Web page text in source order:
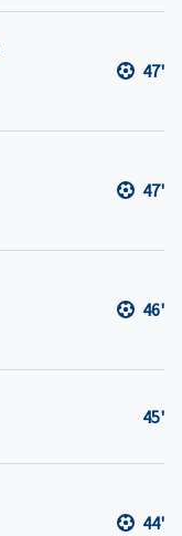
47'
47'
46'
45'
44'